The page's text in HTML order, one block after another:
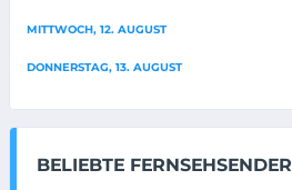
MITTWOCH, 12. AUGUST
DONNERSTAG, 13. AUGUST
BELIEBTE FERNSEHSENDER